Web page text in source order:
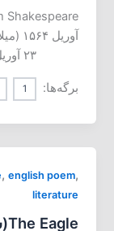
۲۳ آوریل ۱۶۱۶ (۵۲ سال) استراتفورد، انگلستان
برگه‌ها: 1
, english poem,
literature
The Eagle(شاهین)